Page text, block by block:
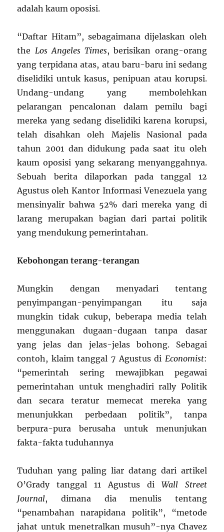
adalah kaum oposisi.
“Daftar Hitam”, sebagaimana dijelaskan oleh
the Los Angeles Times, berisikan orang-orang
yang terpidana atas, atau baru-baru ini sedang
diselidiki untuk kasus, penipuan atau korupsi.
Undang-undang yang membolehkan
pelarangan pencalonan dalam pemilu bagi
mereka yang sedang diselidiki karena korupsi,
telah disahkan oleh Majelis Nasional pada
tahun 2001 dan didukung pada saat itu oleh
kaum oposisi yang sekarang menyanggahnya.
Sebuah berita dilaporkan pada tanggal 12
Agustus oleh Kantor Informasi Venezuela yang
mensinyalir bahwa 52% dari mereka yang di
larang merupakan bagian dari partai politik
yang mendukung pemerintahan.
Kebohongan terang-terangan
Mungkin dengan menyadari tentang
penyimpangan-penyimpangan itu saja
mungkin tidak cukup, beberapa media telah
menggunakan dugaan-dugaan tanpa dasar
yang jelas dan jelas-jelas bohong. Sebagai
contoh, klaim tanggal 7 Agustus di Economist:
“pemerintah sering mewajibkan pegawai
pemerintahan untuk menghadiri rally Politik
dan secara teratur memecat mereka yang
menunjukkan perbedaan politik”, tanpa
berpura-pura berusaha untuk menunjukan
fakta-fakta tuduhannya
Tuduhan yang paling liar datang dari artikel
O’Grady tanggal 11 Agustus di Wall Street
Journal, dimana dia menulis tentang
“penambahan narapidana politik”, “metode
jahat untuk menetralkan musuh”-nya Chavez